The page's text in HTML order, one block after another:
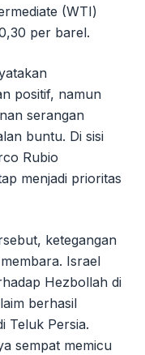
(WTI)
per barel.
positif, namun
serangan
buntu. Di sisi
Rubio
menjadi prioritas
ketegangan
Israel
Hezbollah di
berhasil
Teluk Persia.
sempat memicu